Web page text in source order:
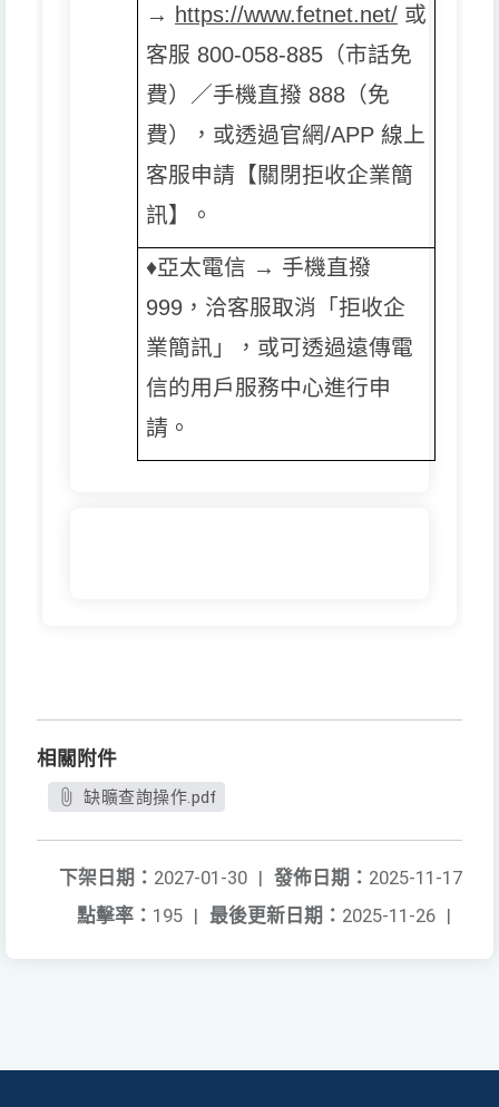
→ https://www.fetnet.net/ 或
客服 800-058-885（市話免
費）／手機直撥 888（免
費），或透過官網/APP 線上
客服申請【關閉拒收企業簡
訊】。
♦️️亞太電信 → 手機直撥
999，洽客服取消「拒收企
業簡訊」，或可透過遠傳電
信的用戶服務中心進行申
請。
相關附件
缺曠查詢操作.pdf
發佈日期： 2025-11-17
下架日期： 2027-01-30 |
最後更新日期： 2025-11-26 |
點擊率： 195 |